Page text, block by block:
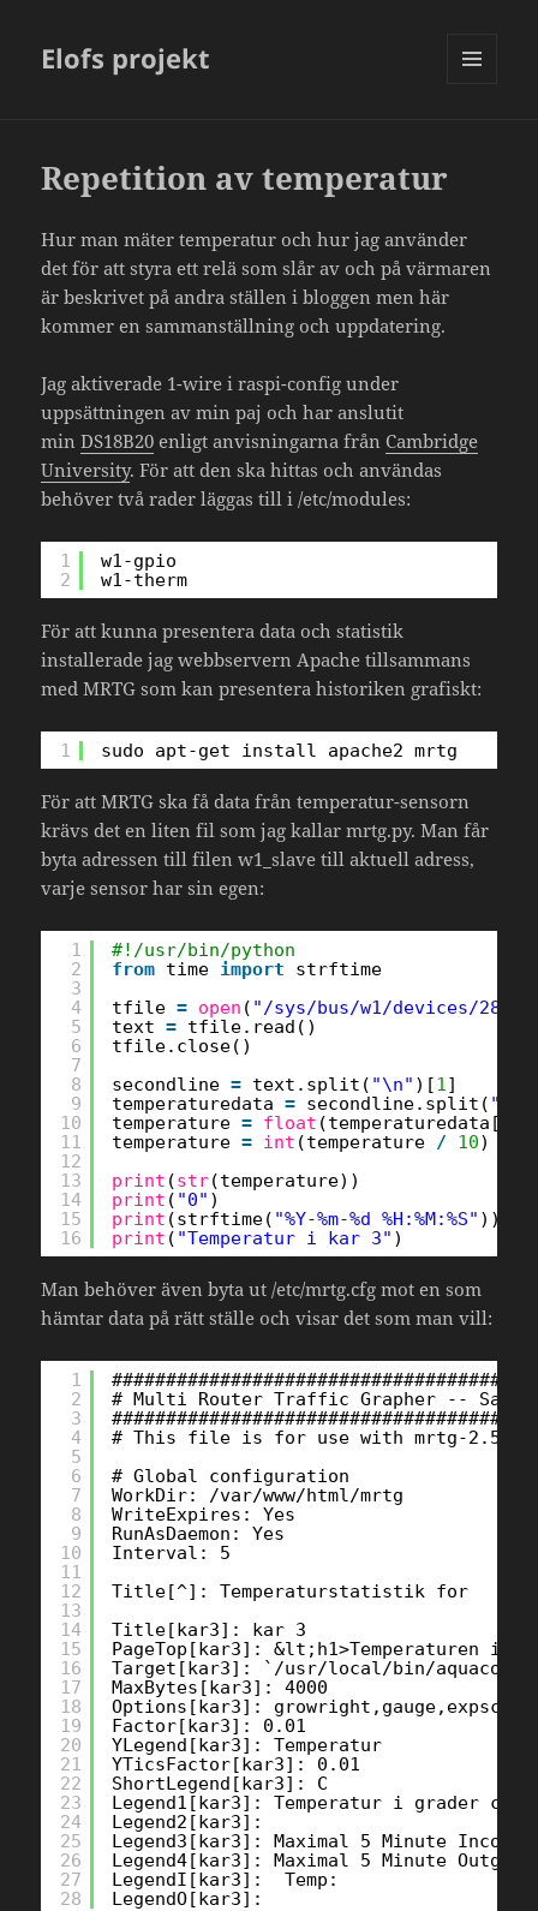
Elofs projekt
Repetition av temperatur
Hur man mäter temperatur och hur jag använder
det för att styra ett relä som slår av och på värmaren
är beskrivet på andra ställen i bloggen men här
kommer en sammanställning och uppdatering.
Jag aktiverade 1-wire i raspi-config under
uppsättningen av min paj och har anslutit
minDS18B20 enligt anvisningarna från Cambridge
University. För att den ska hittas och användas
behöver två rader läggas till i /etc/modules:
1
2
w1-gpio
w1-therm
För att kunna presentera data och statistik
installerade jag webbservern Apache tillsammans
med MRTG som kan presentera historiken grafiskt:
1 sudo apt-get install apache2 mrtg
För att MRTG ska få data från temperatur-sensorn
krävs det en liten fil som jag kallar mrtg.py. Man får
byta adressen till filen w1_slave till aktuell adress,
varje sensor har sin egen:
1
2
3
4
5
6
7
8
9
10
11
12
13
14
15
16
#!/usr/bin/python
from time import
strftime
tfile = open ( "/sys/bus/w1/devices/28-
text = tfile.read()
tfile.close()
secondline = text.split( "\n" )[1]
temperaturedata = secondline.split( " "
temperature = float (temperaturedata[
temperature = int (temperature / 10)
print (str(temperature))
print ( "0" )
print (strftime( "%Y-%m-%d %H:%M:%S" ))
print ( "Temperatur i kar 3" )
Man behöver även byta ut /etc/mrtg.cfg mot en som
hämtar data på rätt ställe och visar det som man vill:
1
2
3
4
5
6
7
8
9
10
11
12
13
14
15
16
17
18
19
20
21
22
23
24
25
26
27
28
# Multi Router Traffic Grapher --
# This file is for use with mrtg-2.5.4c
# Global configuration
WorkDir: /var/www/html/mrtg
WriteExpires: Yes
RunAsDaemon: Yes
Interval: 5
Title[^]: Temperaturstatistik for
Title[kar3]: kar 3
PageTop[kar3]: &lt;h1>Temperaturen i
Target[kar3]: `/usr/local/bin/
MaxBytes[kar3]: 4000
Options[kar3]: growright,gauge,expscale
Factor[kar3]: 0.01
YLegend[kar3]: Temperatur
YTicsFactor[kar3]: 0.01
ShortLegend[kar3]: C
Legend1[kar3]: Temperatur i grader
Legend2[kar3]:
Legend3[kar3]: Maximal 5 Minute
Legend4[kar3]: Maximal 5 Minute
LegendI[kar3]:  Temp:
LegendO[kar3]: